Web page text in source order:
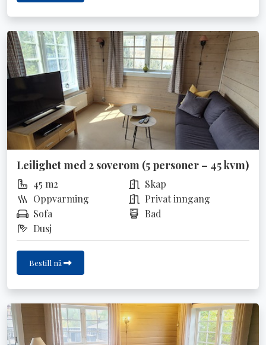
Leilighet med 2 soverom (5 personer – 45 kvm)
45 m2
Skap
Oppvarming
Privat inngang
Sofa
Bad
Dusj
Bestill nå